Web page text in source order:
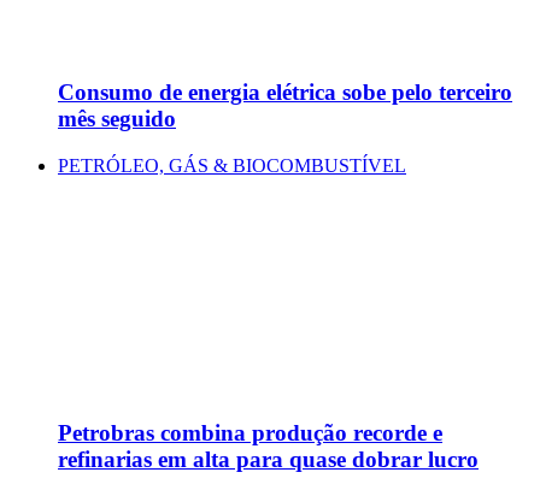
Consumo de energia elétrica sobe pelo terceiro
mês seguido
PETRÓLEO, GÁS & BIOCOMBUSTÍVEL
Petrobras combina produção recorde e
refinarias em alta para quase dobrar lucro